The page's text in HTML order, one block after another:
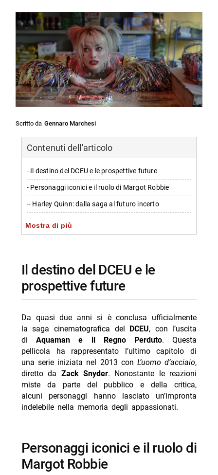
Scritto da Gennaro Marchesi
Contenuti dell'articolo
- Il destino del DCEU e le prospettive future
- Personaggi iconici e il ruolo di Margot Robbie
-- Harley Quinn: dalla saga al futuro incerto
-- Il team delle cattive: “Birds of Prey” e i nemici di
Harley Quinn
-- I retroscena sulla bozza di “Birds of Prey”
-- Spostamenti tra universi narrativi e differenze
- Evoluzione futura dei personaggi DC e possibili
ritorni
-- Scopri di più da Jump the shark
-- RispondiAnnulla risposta
- Wolf Warrior stasera su Rai 4: trama e cast
- Delitti del BarLume Il re dei giochi stasera su TV8
Spencer
- La vita è una cosa meravigliosa stasera Sky Cinema
1
Mostra di più
Il destino del DCEU e le
prospettive future
Da quasi due anni si è conclusa ufficialmente
la saga cinematografica del DCEU, con l’uscita
diAquaman e il Regno Perduto. Questa
pellicola ha rappresentato l’ultimo capitolo di
una serie iniziata nel 2013 con L’uomo d’acciaio,
diretto da Zack Snyder. Nonostante le reazioni
miste da parte del pubblico e della critica,
alcuni personaggi hanno lasciato un’impronta
indelebile nella memoria degli appassionati.
Personaggi iconici e il ruolo di
Margot Robbie